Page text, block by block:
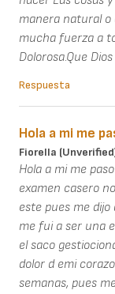
manera natural o
mucha fuerza a
Dolorosa.Que
Respuesta
Hola a mi me
Fiorella
Hola a mi me
examen casero
este pues me dijo
me fui a ser una
el saco
dolor d emi
semanas, pues